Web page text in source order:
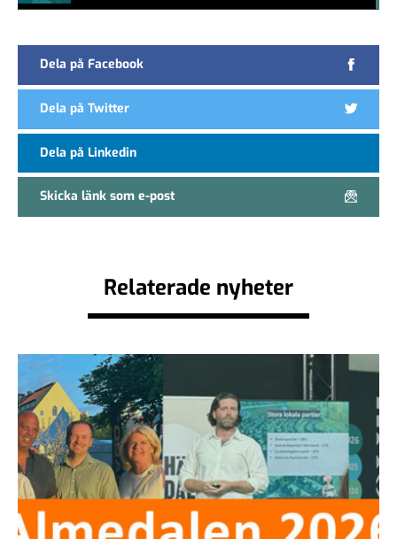
Dela på Facebook
Dela på Twitter
Dela på Linkedin
Skicka länk som e-post
Relaterade nyheter